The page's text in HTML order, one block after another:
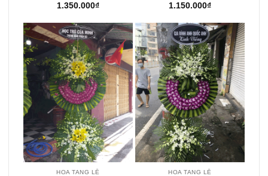
1.350.000₫
1.150.000₫
HOA TANG LỄ HOA TANG LỄ